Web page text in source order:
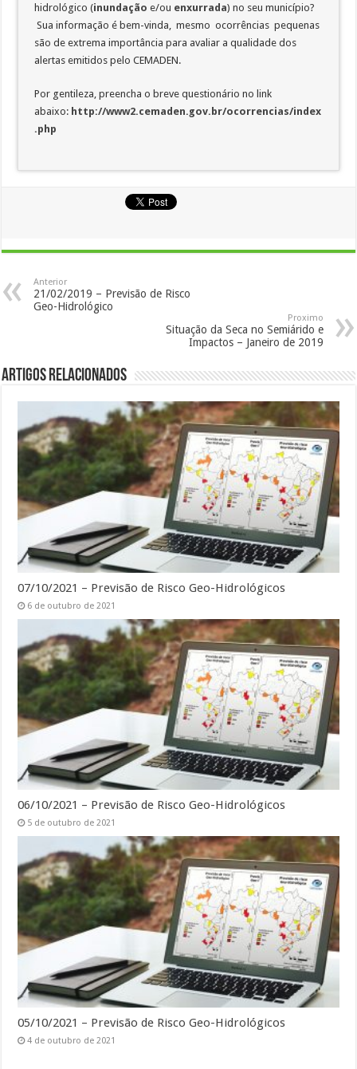
hidrológico (inundaçãoe/ou enxurrada) no seu município?
Sua informação é bem-vinda, mesmo ocorrências pequenas
são de extrema importância para avaliar a qualidade dos
alertas emitidos pelo CEMADEN.
Por gentileza, preencha o breve questionário no link
abaixo: http://www2.cemaden.gov.br/ocorrencias/index
.php
Anterior
21/02/2019 – Previsão de Risco
Geo-Hidrológico
Proximo
Situação da Seca no Semiárido e
Impactos – Janeiro de 2019
Artigos Relacionados
07/10/2021 – Previsão de Risco Geo-Hidrológicos
6 de outubro de 2021
06/10/2021 – Previsão de Risco Geo-Hidrológicos
5 de outubro de 2021
05/10/2021 – Previsão de Risco Geo-Hidrológicos
4 de outubro de 2021